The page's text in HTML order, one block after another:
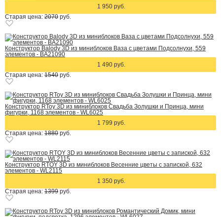
1 950 руб.
Старая цена: 2070 руб.
Конструктор Balody 3D из миниблоков Ваза с цветами Подсолнухи, 559
элементов - BA21090
1 490 руб.
Старая цена: 1540 руб.
Конструктор RToy 3D из миниблоков Свадьба Золушки и Принца, мини
фигурки, 1168 элементов - WL6025
1 799 руб.
Старая цена: 1880 руб.
Конструктор RTOY 3D из миниблоков Весенние цветы с запиской, 632
элементов - WL2115
1 350 руб.
Старая цена: 1399 руб.